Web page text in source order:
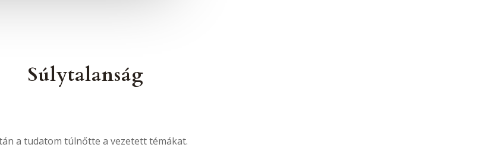
Súlytalanság
a tudatom túlnőtte a vezetett témákat.